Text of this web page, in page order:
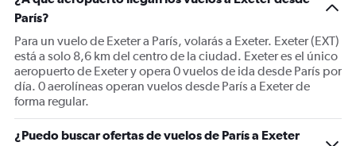
París?
Para un vuelo de Exeter a París, volarás a Exeter. Exeter (EXT)
está a solo 8,6 km del centro de la ciudad. Exeter es el único
aeropuerto de Exeter y opera 0 vuelos de ida desde París por
día. 0 aerolíneas operan vuelos desde París a Exeter de
forma regular.
¿Puedo buscar ofertas de vuelos de París a Exeter